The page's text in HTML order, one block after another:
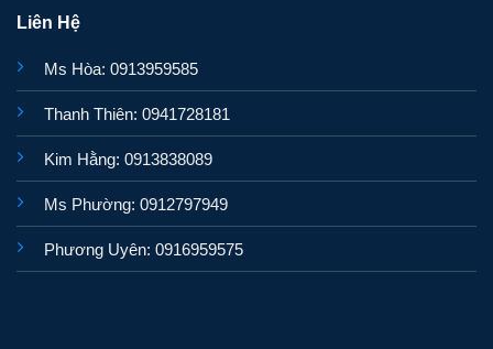
Liên Hệ
Ms Hòa: 0913959585
Thanh Thiên: 0941728181
Kim Hằng: 0913838089
Ms Phường: 0912797949
Phương Uyên: 0916959575